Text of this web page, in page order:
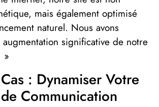
mais également optimisé
naturel. Nous avons
significative de notre
»
: Dynamiser Votre
Communication